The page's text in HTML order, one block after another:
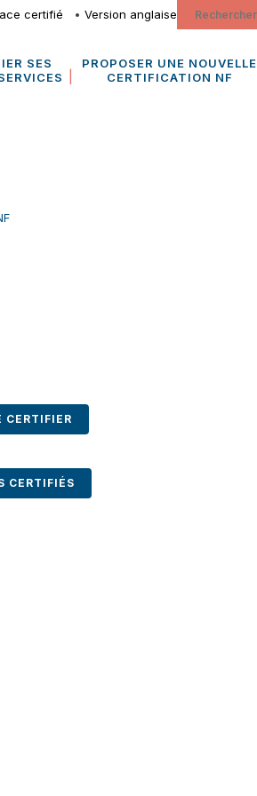
certifié •Version anglaise
SES
PROPOSER UNE NOUVELLE
CERTIFICATION NF
CERTIFIER
CERTIFIÉS